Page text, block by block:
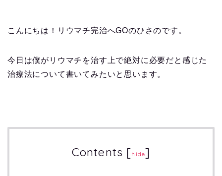
こんにちは！リウマチ完治へGOのひさのです。
今日は僕がリウマチを治す上で絶対に必要だと感じた
治療法について書いてみたいと思います。
Contents [hide]